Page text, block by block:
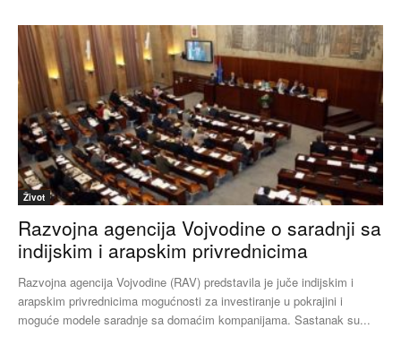
Život
Razvojna agencija Vojvodine o saradnji sa
indijskim i arapskim privrednicima
Razvojna agencija Vojvodine (RAV) predstavila je juče indijskim i
arapskim privrednicima mogućnosti za investiranje u pokrajini i
moguće modele saradnje sa domaćim kompanijama. Sastanak su...